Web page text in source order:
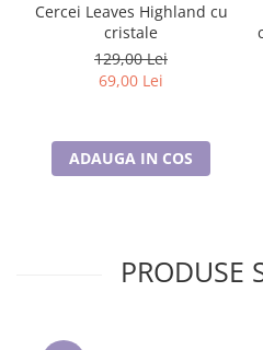
Cercei Leaves Highland cu
cristale
129,00 Lei
69,00 Lei
ADAUGA IN COS
PRODUSE